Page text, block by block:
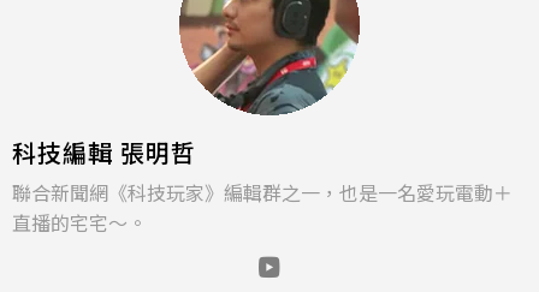
科技編輯 張明哲
聯合新聞網《科技玩家》編輯群之一，也是一名愛玩電動＋
直播的宅宅～。